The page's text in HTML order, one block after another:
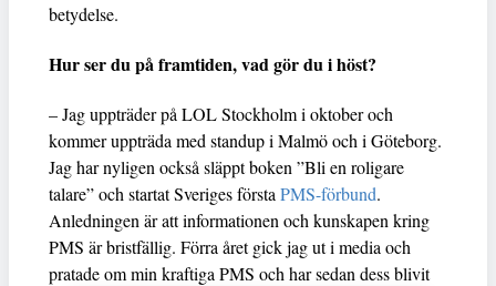
betydelse.
Hur ser du på framtiden, vad gör du i höst?
– Jag uppträder på LOL Stockholm i oktober och
kommer uppträda med standup i Malmö och i Göteborg.
Jag har nyligen också släppt boken ”Bli en roligare
talare” och startat Sveriges första PMS-förbund.
Anledningen är att informationen och kunskapen kring
PMS är bristfällig. Förra året gick jag ut i media och
pratade om min kraftiga PMS och har sedan dess blivit